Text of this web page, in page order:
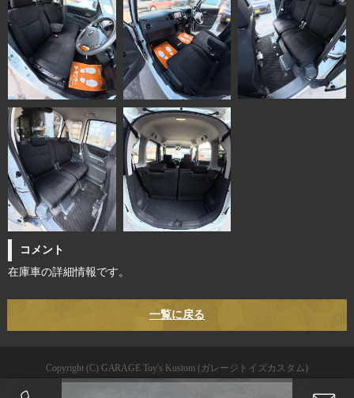
コメント
在庫車の詳細情報です。
一覧に戻る
Copyright (C) GARAGE Toy's Kustom (ガレージトイズカスタム)